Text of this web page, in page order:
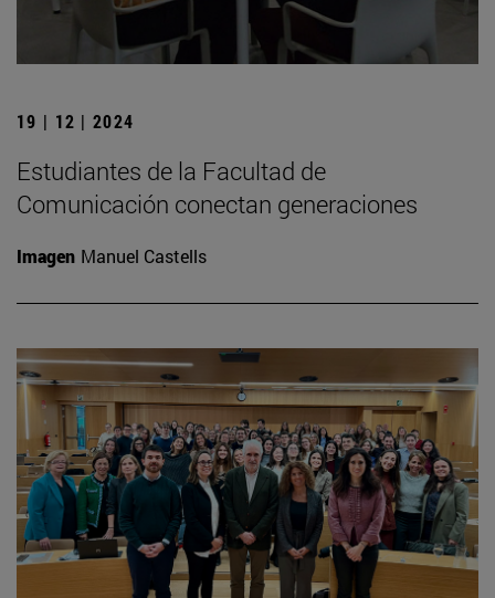
19 | 12 | 2024
Estudiantes de la Facultad de
Comunicación conectan generaciones
Imagen Manuel Castells